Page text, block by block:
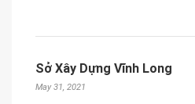
Sở Xây Dựng Vĩnh Long
May 31, 2021